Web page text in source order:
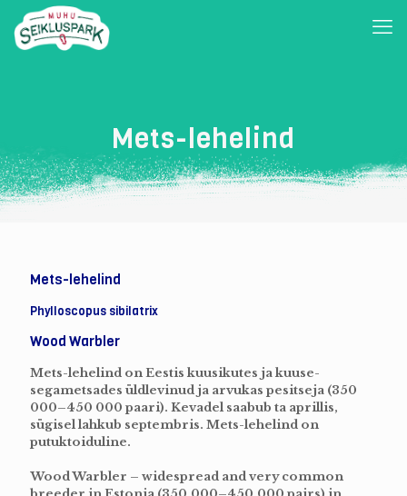
Mets-lehelind
Mets-lehelind
Phylloscopus sibilatrix
Wood Warbler
Mets-lehelind on Eestis kuusikutes ja kuuse-
segametsades üldlevinud ja arvukas pesitseja (350
000–450 000 paari). Kevadel saabub ta aprillis,
sügisel lahkub septembris. Mets-lehelind on
putuktoiduline.
Wood Warbler – widespread and very common